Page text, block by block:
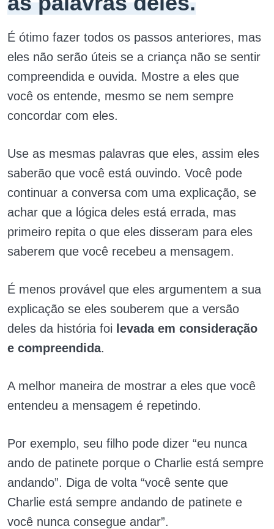
É ótimo fazer todos os passos anteriores, mas
eles não serão úteis se a criança não se sentir
compreendida e ouvida. Mostre a eles que
você os entende, mesmo se nem sempre
concordar com eles.
Use as mesmas palavras que eles, assim eles
saberão que você está ouvindo. Você pode
continuar a conversa com uma explicação, se
achar que a lógica deles está errada, mas
primeiro repita o que eles disseram para eles
saberem que você recebeu a mensagem.
É menos provável que eles argumentem a sua
explicação se eles souberem que a versão
deles da história foi levada em consideração
e compreendida.
A melhor maneira de mostrar a eles que você
entendeu a mensagem é repetindo.
Por exemplo, seu filho pode dizer “eu nunca
ando de patinete porque o Charlie está sempre
andando”. Diga de volta “você sente que
Charlie está sempre andando de patinete e
você nunca consegue andar”.